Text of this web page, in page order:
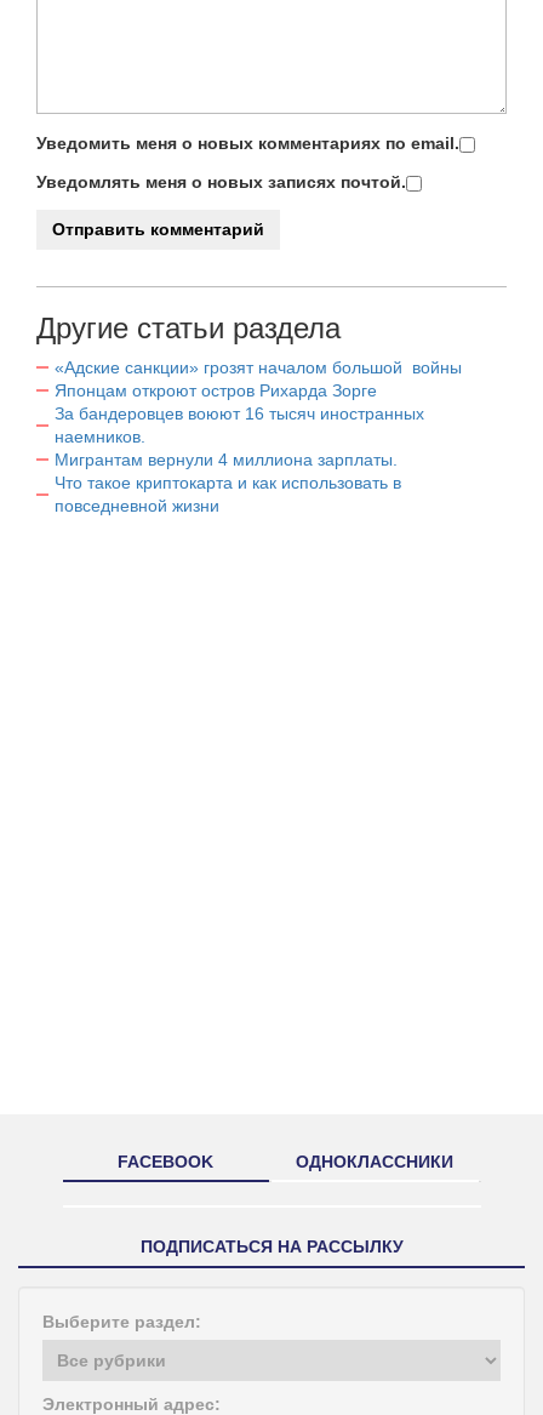
Уведомить меня о новых комментариях по email.
Уведомлять меня о новых записях почтой.
Другие статьи раздела
«Адские санкции» грозят началом большой войны
Японцам откроют остров Рихарда Зорге
За бандеровцев воюют 16 тысяч иностранных
наемников.
Мигрантам вернули 4 миллиона зарплаты.
Что такое криптокарта и как использовать в
повседневной жизни
FACEBOOK ОДНОКЛАССНИКИ
ПОДПИСАТЬСЯ НА РАССЫЛКУ
Выберите раздел:
Электронный адрес: